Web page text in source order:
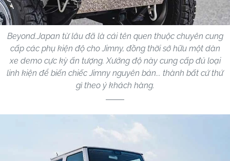
Beyond.Japan từ lâu đã là cái tên quen thuộc chuyên cung
cấp các phụ kiện độ cho Jimny, đồng thời sở hữu một dàn
xe demo cực kỳ ấn tượng. Xưởng độ này cung cấp đủ loại
linh kiện để biến chiếc Jimny nguyên bản... thành bất cứ thứ
gì theo ý khách hàng.